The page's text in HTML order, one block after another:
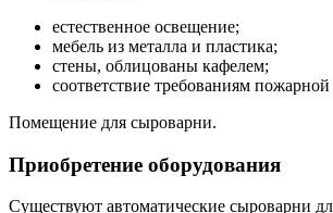
естественное освещение;
мебель из металла и пластика;
стены, облицованы кафелем;
соответствие требованиям пожарной
Помещение для сыроварни.
Приобретение оборудования
Существуют автоматические сыроварни